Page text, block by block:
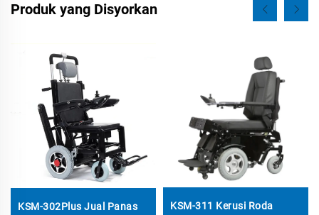
Produk yang Disyorkan
KSM-302Plus Jual Panas
KSM-311 Kerusi Roda